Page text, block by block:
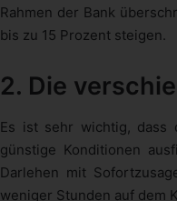
Rahmen der Bank
bis zu 15 Prozent steigen.
2. Die
Es ist sehr wichtig, dass
günstige Konditionen
Darlehen mit
weniger Stunden auf dem